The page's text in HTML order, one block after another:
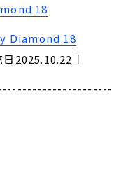
18
Diamond 18
2025.10.22 ］